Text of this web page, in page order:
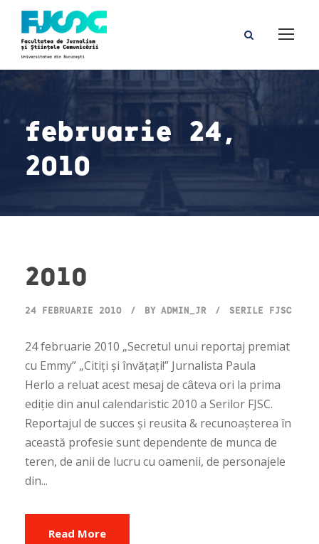
februarie 24,
2010
2010
24 FEBRUARIE 2010 BY ADMIN_JR SERILE FJSC
24 februarie 2010 „Secretul unui reportaj premiat
cu Emmy” „Citiți și învățați!” Jurnalista Paula
Herlo a reluat acest mesaj de câteva ori la prima
ediție din anul calendaristic 2010 a Serilor FJSC.
Reportajul de succes și reusita & recunoașterea în
această profesie sunt dependente de munca de
teren, de anii de lucru cu oamenii, de personajele
din...
Read More